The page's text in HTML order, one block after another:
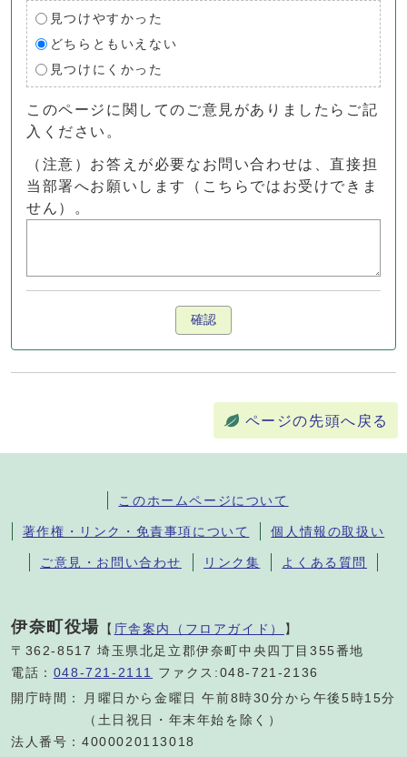
見つけやすかった
どちらともいえない
見つけにくかった
このページに関してのご意見がありましたらご記
入ください。
（注意）お答えが必要なお問い合わせは、直接担
当部署へお願いします（こちらではお受けできま
せん）。
確認
ページの先頭へ戻る
このホームページについて
著作権・リンク・免責事項について 個人情報の取扱い
ご意見・お問い合わせ リンク集 よくある質問
伊奈町役場 【 庁舎案内（フロアガイド） 】
〒362-8517 埼玉県北足立郡伊奈町中央四丁目355番地
電話： 048-721-2111
ファクス:048-721-2136
開庁時間：
月曜日から金曜日 午前8時30分から午後5時15分
（土日祝日・年末年始を除く）
法人番号：4000020113018